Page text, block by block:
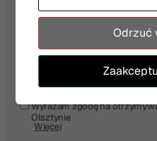
Wyrażam zgodę na
Olsztynie
Więcej
Odrzuć